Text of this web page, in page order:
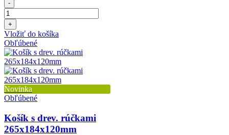
-
+
Vložiť do košíka
Obľúbené
Novinka
Obľúbené
Košík s drev. rúčkami
265x184x120mm